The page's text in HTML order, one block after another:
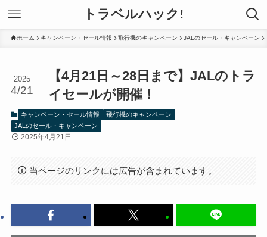
トラベルハック!
ホーム キャンペーン・セール情報 飛行機のキャンペーン JALのセール・キャンペーン
【4月21日～28日まで】JALのトラ
イセールが開催！
2025
4/21
キャンペーン・セール情報
飛行機のキャンペーン
JALのセール・キャンペーン
2025年4月21日
当ページのリンクには広告が含まれています。